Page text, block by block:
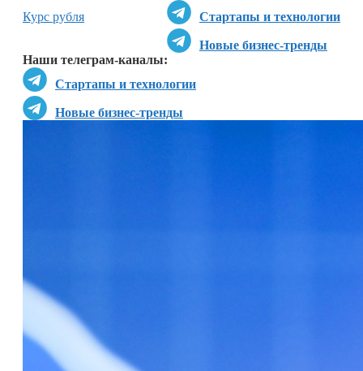
Стартапы и технологии
Новые бизнес-тренды
Наши телеграм-каналы:
Стартапы и технологии
Новые бизнес-тренды
Курс рубля